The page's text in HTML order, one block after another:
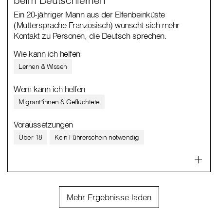
Ein 20-jähriger Mann aus der Elfenbeinküste
(Muttersprache Französisch) wünscht sich mehr
Kontakt zu Personen, die Deutsch sprechen.
Wie kann ich helfen
Lernen & Wissen
Wem kann ich helfen
Migrant*innen & Geflüchtete
Voraussetzungen
Über 18 Kein Führerschein notwendig
Mehr Ergebnisse laden